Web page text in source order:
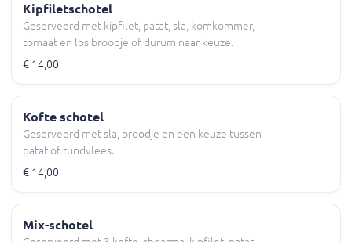
Kipfiletschotel
Geserveerd met kipfilet, patat, sla, komkommer,
tomaat en los broodje of durum naar keuze.
€ 14,00
Kofte schotel
Geserveerd met sla, broodje en een keuze tussen
patat of rundvlees.
€ 14,00
Mix-schotel